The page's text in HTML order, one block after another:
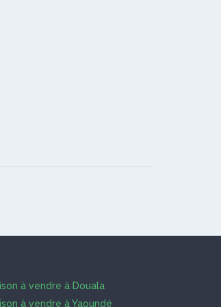
à vendre à Douala
à vendre à Yaoundé